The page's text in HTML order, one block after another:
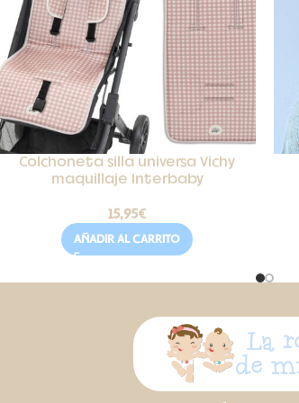
Colchoneta silla universa Vichy
maquillaje Interbaby
15,95€
AÑADIR AL CARRITO